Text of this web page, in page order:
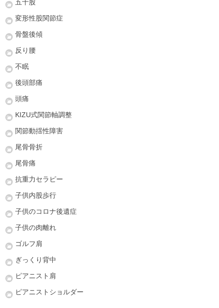
五十股
変形性股関節症
骨盤後傾
反り腰
不眠
後頭部痛
頭痛
KIZU式関節軸調整
関節動揺性障害
尾骨骨折
尾骨痛
抗重力セラピー
子供内股歩行
子供のコロナ後遺症
子供の肉離れ
ゴルフ肩
ぎっくり背中
ピアニスト肩
ピアニストショルダー